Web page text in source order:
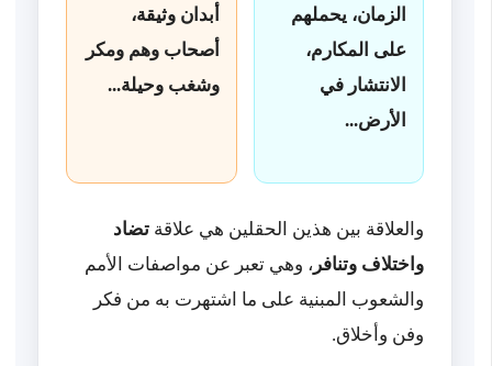
الزمان، يحملهم
على المكارم،
الانتشار في
الأرض...
أبدان وثيقة،
أصحاب وهم ومكر
وشغب وحيلة...
والعلاقة بين هذين الحقلين هي علاقة تضاد
واختلاف وتنافر ، وهي تعبر عن مواصفات الأمم
والشعوب المبنية على ما اشتهرت به من فكر
وفن وأخلاق.